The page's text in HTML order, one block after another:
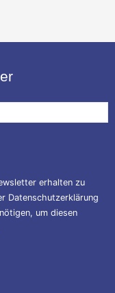
erhalten zu
Datenschutzerklärung
um diesen